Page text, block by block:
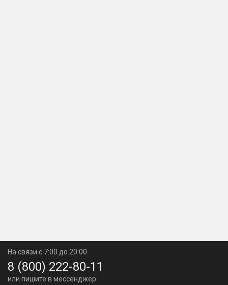
На связи с 7:00 до 20:00
8 (800) 222-80-11
или пишите в мессенджер: